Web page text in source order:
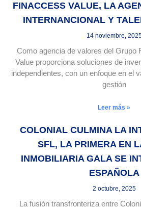
FINACCESS VALUE, LA
INTERNANCIONAL Y
14 noviembre,
Como agencia de valores del Grupo
Value proporciona soluciones de
independientes, con un enfoque en el
gestión
Leer más »
COLONIAL CULMINA LA
SFL, LA PRIMERA EN
INMOBILIARIA GALA SE
ESPAÑOLA
2 octubre, 2025
La fusión transfronteriza entre